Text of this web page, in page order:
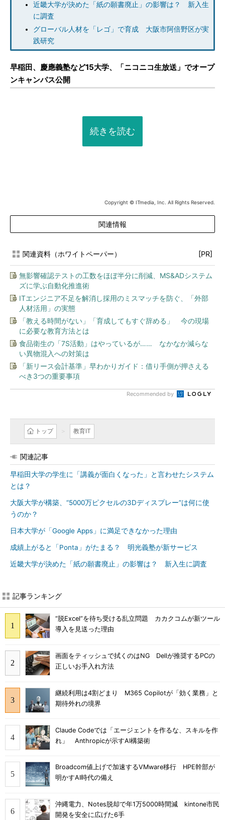
近畿大学が決めた「紙の願書廃止」の影響は？ 新入生
に調査
グローバル人材を「レゴ」で育成 大阪市阿倍野区が実
践研究
早稲田、慶應義塾など15大学、「ニコニコ生放送」でオープ
ンキャンパス公開
続きを読む
Copyright © ITmedia, Inc. All Rights Reserved.
関連情報
関連資料（ホワイトペーパー） [PR]
無影響確認テストの工数をほぼ半分に削減、MS&ADシステム
ズに学ぶ自動化推進術
ITエンジニア不足を解消し採用のミスマッチを防ぐ、「外部
人材活用」の実態
「教える時間がない」「育成してもすぐ辞める」 今の現場
に必要な教育方法とは
食品衛生の「7S活動」はやっているが…… なかなか減らな
い異物混入への対策は
「新リース会計基準」早わかりガイド：借り手側が押さえる
べき3つの重要事項
Recommended by
トップ 教育IT
関連記事
早稲田大学の学生に「講義が面白くなった」と言わせたシステム
とは？
大阪大学が構築、“5000万ピクセルの3Dディスプレー”は何に使
うのか？
日本大学が「Google Apps」に満足できなかった理由
成績上がると「Ponta」がたまる？ 明光義塾が新サービス
近畿大学が決めた「紙の願書廃止」の影響は？ 新入生に調査
記事ランキング
“脱Excel”を待ち受ける乱立問題 カカクコムが新ツール
導入を見送った理由
画面をティッシュで拭くのはNG Dellが推奨するPCの
正しいお手入れ方法
継続利用は4割どまり M365 Copilotが「効く業務」と
期待外れの境界
Claude Codeでは「エージェントを作るな、スキルを作
れ」 Anthropicが示すAI構築術
Broadcom値上げで加速するVMware移行 HPE幹部が
明かすAI時代の備え
沖縄電力、Notes脱却で年1万5000時間減 kintone市民
開発を安全に広げた6手